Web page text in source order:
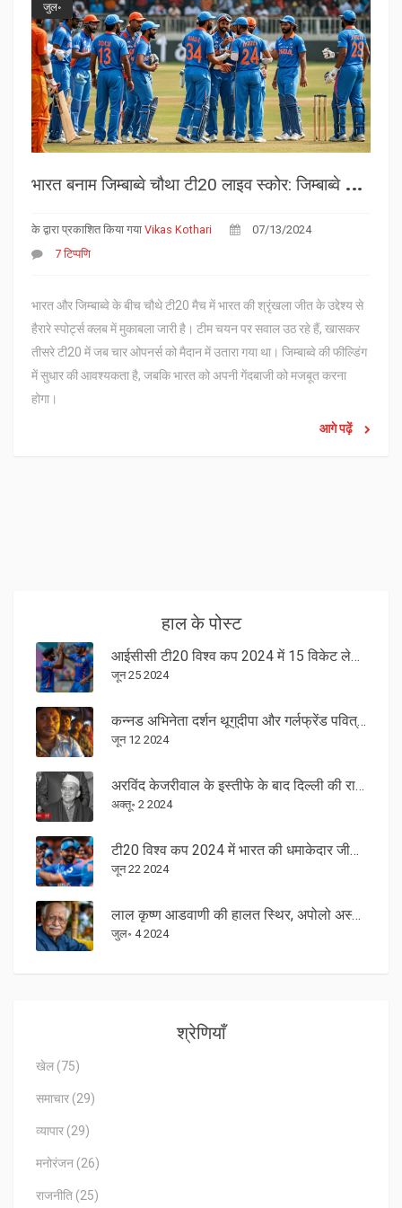
जुल॰
भ
ारत बनाम जिम्बाब्वे चौथा टी20 लाइव स्कोर: जिम्बाब्वे के संघर्ष के बावजूद भारत का ऊपरी हाथ
के द्वारा प्रकाशित किया गया Vikas Kothari
07/13/2024
7 टिप्पणि
भारत और जिम्बाब्वे के बीच चौथे टी20 मैच में भारत की श्रृंखला जीत के उद्देश्य से
हैरारे स्पोर्ट्स क्लब में मुकाबला जारी है। टीम चयन पर सवाल उठ रहे हैं, खासकर
तीसरे टी20 में जब चार ओपनर्स को मैदान में उतारा गया था। जिम्बाब्वे की फील्डिंग
में सुधार की आवश्यकता है, जबकि भारत को अपनी गेंदबाजी को मजबूत करना
होगा।
आगे पढ़ें
हाल के पोस्ट
आईसीसी टी20 विश्व कप 2024 में 15 विकेट लेकर अर्शदीप सिंह ने जसप्रीत बुमराह को श्रेय दिया
जून 25 2024
कन्नड अभिनेता दर्शन थूगुदीपा और गर्लफ्रेंड पवित्रा गौड़ा को हत्या की साजिश में गिरफ्तार
जून 12 2024
अरविंद केजरीवाल के इस्तीफे के बाद दिल्ली की राजनीति में बड़ा बदलाव
अक्तू॰ 2 2024
टी20 विश्व कप 2024 में भारत की धमाकेदार जीत: सेमीफाइनल में पहुँचने के और करीब
जून 22 2024
लाल कृष्ण आडवाणी की हालत स्थिर, अपोलो अस्पताल में डॉक्टर्स की निगरानी में
जुल॰ 4 2024
श्रेणियाँ
खेल (75)
समाचार (29)
व्यापार (29)
मनोरंजन (26)
राजनीति (25)